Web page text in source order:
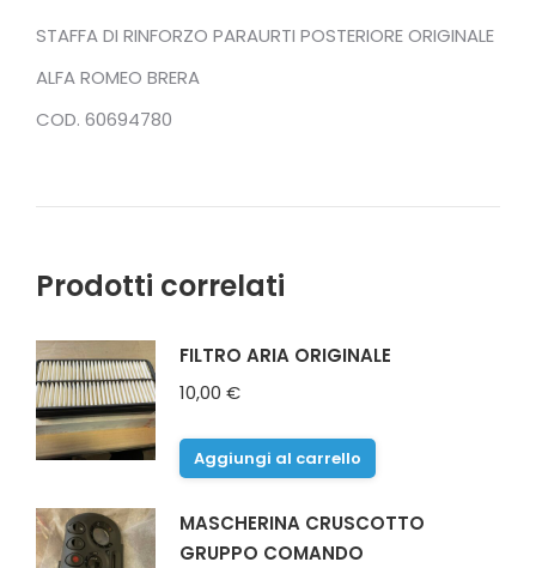
STAFFA DI RINFORZO PARAURTI POSTERIORE ORIGINALE
ALFA ROMEO BRERA
COD. 60694780
Prodotti correlati
FILTRO ARIA ORIGINALE
10,00 €
Aggiungi al carrello
MASCHERINA CRUSCOTTO
GRUPPO COMANDO